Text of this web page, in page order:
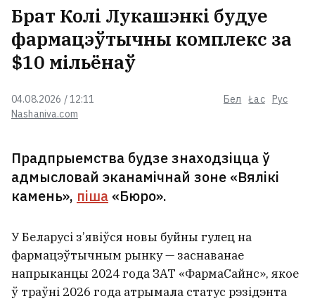
Nashaniva.com
04.08.2026 / 12:11 Бел Łac Рус
Брат Колі Лукашэнкі будуе
фармацэўтычны комплекс за
$10 мільёнаў
Прадпрыемства будзе знаходзіцца ў
адмысловай эканамічнай зоне «Вялікі
камень», піша «Бюро».
У Беларусі з’явіўся новы буйны гулец на
фармацэўтычным рынку — заснаванае
напрыканцы 2024 года ЗАТ «ФармаСайнс», якое
ў траўні 2026 года атрымала статус рэзідэнта